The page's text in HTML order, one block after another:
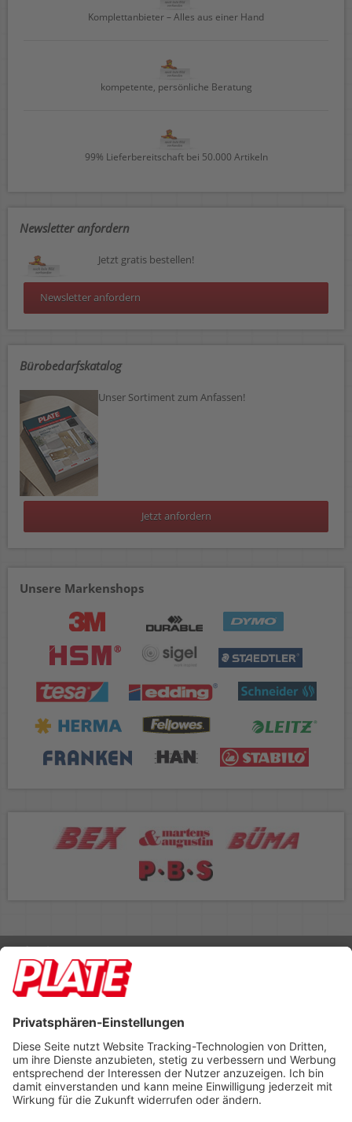
Komplettanbieter – Alles aus einer Hand
kompetente, persönliche Beratung
99% Lieferbereitschaft bei 50.000 Artikeln
Newsletter anfordern
Jetzt gratis bestellen!
Newsletter anfordern
Bürobedarfskatalog
Unser Sortiment zum Anfassen!
Jetzt anfordern
Unsere Markenshops
Rufen Sie uns an 04298 401-0
Lieferbedingungen Impressum
Footer anzeigen
PLATE Büromaterial Vertriebs GmbH
Hilligenwarf 5